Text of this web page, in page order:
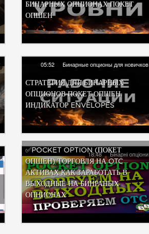
БИНАРНЫХ ОПЦИОНАХ ПОКЕТ
ОПШЕН
05:52 Бинарные опционы для новичков
СТРАТЕГИЯ ДЛЯ БИНАРНЫХ
ОПЦИОНОВ ПОКЕТ ОПШЕН.
ИНДИКАТОР ENVELOPES
18:48 Бінарні опціони
✅POCKET OPTION (ПОКЕТ
ОПШЕН) ТОРГОВЛЯ НА OTC
АКТИВАХ КАК ЗАРАБОТАТЬ В
ВЫХОДНЫЕ НА БИНРАНЫХ
ОПЦИОНАХ